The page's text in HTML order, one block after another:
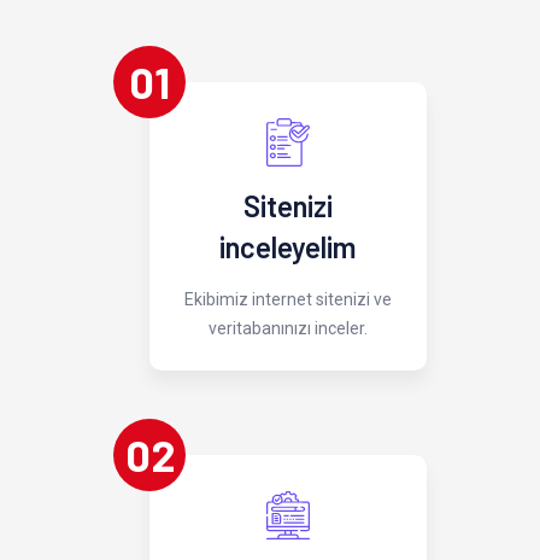
01
Sitenizi
inceleyelim
Ekibimiz internet sitenizi ve
veritabanınızı inceler.
02